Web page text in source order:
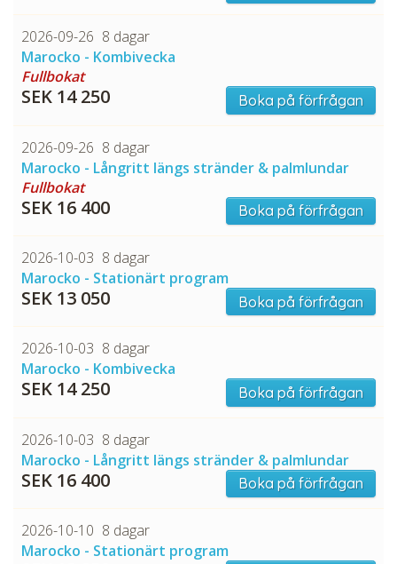
2026-09-26 8 dagar
Marocko - Kombivecka
Fullbokat
SEK 14 250 Boka på förfrågan
2026-09-26 8 dagar
Marocko - Långritt längs stränder & palmlundar
Fullbokat
SEK 16 400 Boka på förfrågan
2026-10-03 8 dagar
Marocko - Stationärt program
SEK 13 050 Boka på förfrågan
2026-10-03 8 dagar
Marocko - Kombivecka
SEK 14 250 Boka på förfrågan
2026-10-03 8 dagar
Marocko - Långritt längs stränder & palmlundar
SEK 16 400 Boka på förfrågan
2026-10-10 8 dagar
Marocko - Stationärt program